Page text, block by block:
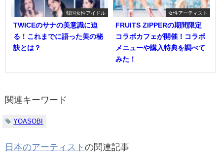
韓国女性アイドル
TWICEのサナの美意識に迫
る！これまでに語った美の秘
訣とは？
女性アーティスト
FRUITS ZIPPERの期間限定
コラボカフェが開催！コラボ
メニューや購入特典を調べて
みた！
関連キーワード
YOASOBI
日本のアーティスト の関連記事